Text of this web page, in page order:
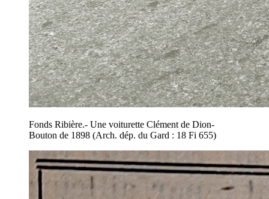
Fonds Ribière.- Une voiturette Clément de Dion-
Bouton de 1898 (Arch. dép. du Gard : 18 Fi 655)